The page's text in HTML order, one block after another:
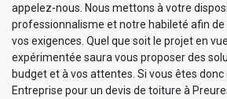
appelez-nous. Nous mettons à votre
professionnalisme et notre habileté afin de
vos exigences. Quel que soit le projet en
expérimentée saura vous proposer des
budget et à vos attentes. Si vous êtes donc
Entreprise pour un devis de toiture à